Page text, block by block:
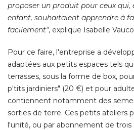
proposer un produit pour ceux
enfant, souhaitaient apprendre à
facilement", explique Isabelle
Pour ce faire, l'entreprise a
adaptées aux petits espaces tels
terrasses, sous la forme de box,
p'tits jardiniers" (20 €) et pour
contiennent notamment des
sorties de terre. Ces petits ateliers
l'unité, ou par abonnement de trois